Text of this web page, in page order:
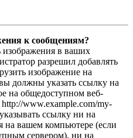
к сообщениям?
в ваших
разрешил добавлять
изображение на
должны указать ссылку на
на общедоступном веб-
www.example.com/my-
ссылку ни на
на вашем компьютере (если
сервером), ни на